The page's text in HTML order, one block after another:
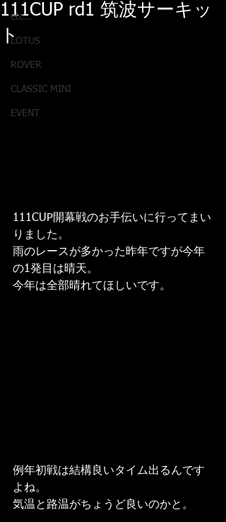
etc...
LOTUS
ROVER
CLASSIC MINI
EVENT
111CUP rd1 筑波サーキッ
ト
111CUP開幕戦のお手伝いに行ってまい
りました。
雨のレースが多かった昨年ですが今年
の1発目は晴天。
今年は全部晴れてほしいです。
例年初戦は結構良いタイム出るんです
よね。
気温と路温がちょうど良いのかと。